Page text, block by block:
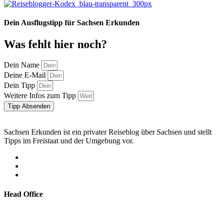
Dein Ausflugstipp für Sachsen Erkunden
Was fehlt hier noch?
Dein Name
Deine E-Mail
Dein Tipp
Weitere Infos zum Tipp
Tipp Absenden
Sachsen Erkunden ist ein privater Reiseblog über Sachsen und stellt
Tipps im Freistaat und der Umgebung vor.
Head Office